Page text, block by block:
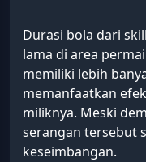
Durasi bola dari
lama di area
memiliki lebih
memanfaatkan
miliknya. Meski
serangan tersebut
keseimbangan.